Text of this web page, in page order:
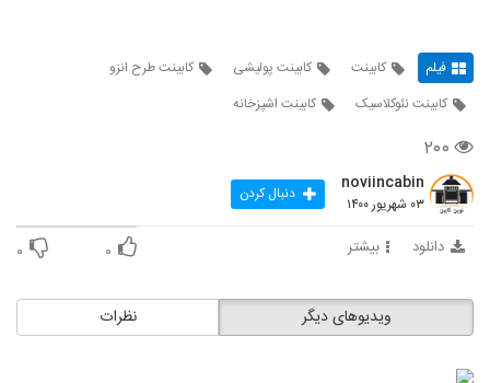
فیلم کابینت کابینت پولیشی
کابینت طرح انزو
کابینت نئوکلاسیک
کابینت اشپزخانه
۲۰۰
noviincabin
۰۳ شهریور ۱۴۰۰ دنبال کردن
دانلود بیشتر ۰ ۰
نظرات ویدیوهای دیگر